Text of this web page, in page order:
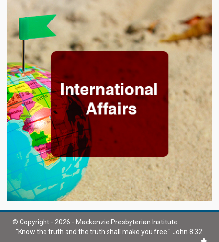
© Copyright - 2026 - Mackenzie Presbyterian Institute
"Know the truth and the truth shall make you free." John 8:32